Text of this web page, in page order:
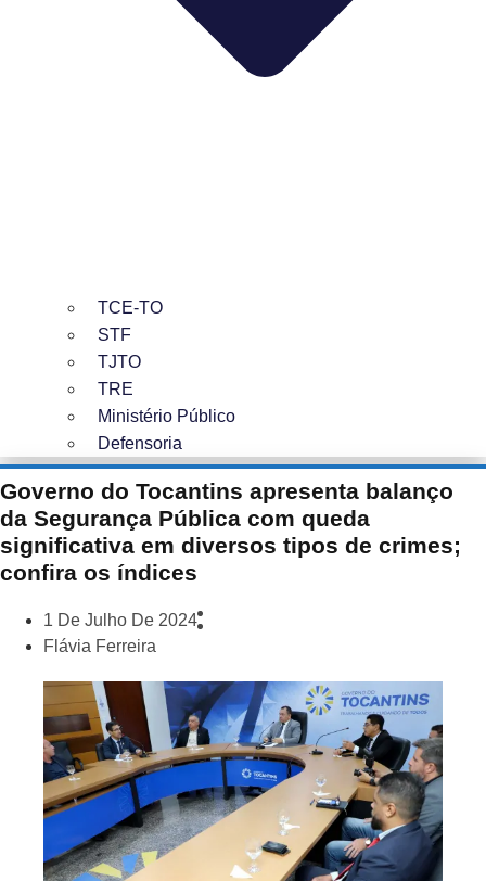
TCE-TO
STF
TJTO
TRE
Ministério Público
Defensoria
Governo do Tocantins apresenta balanço
da Segurança Pública com queda
significativa em diversos tipos de crimes;
confira os índices
1 De Julho De 2024
Flávia Ferreira